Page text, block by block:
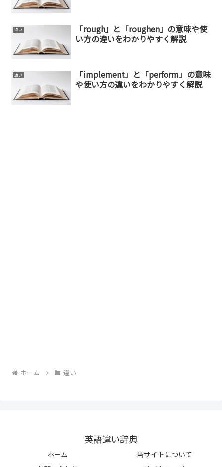
違い
「rough」と「roughen」の意味や使
い方の違いをわかりやすく解説
違い
「implement」と「perform」の意味
や使い方の違いをわかりやすく解説
ホーム 違い
英語違い辞典
ホーム
当サイトについて